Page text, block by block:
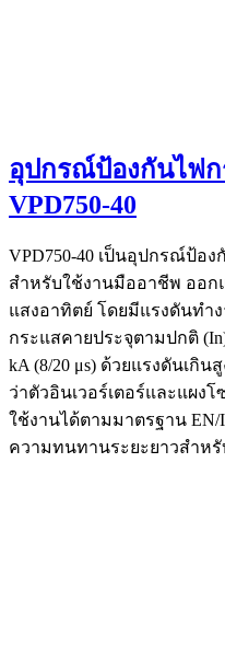
อุปกรณ์ป้องกันไฟก
VPD750-40
VPD750-40 เป็นอุปกรณ์ป้อ
สำหรับใช้งานมืออาชีพ ออก
แสงอาทิตย์ โดยมีแรงดันทำง
กระแสคายประจุตามปกติ
kA (8/20 μs) ด้วยแรงดันเกิน
ว่าตัวอินเวอร์เตอร์และแผง
ใช้งานได้ตามมาตรฐาน EN/
ความทนทานระยะยาวสำหรั